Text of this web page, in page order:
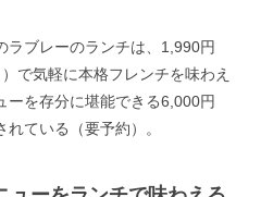
ラブレーのランチは、1,990円
で気軽に本格フレンチを味わえ
ーを存分に堪能できる6,000円
れている（要予約）。